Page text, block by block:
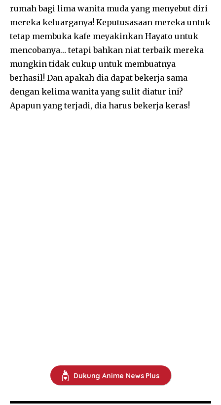
rumah bagi lima wanita muda yang menyebut diri
mereka keluarganya! Keputusasaan mereka untuk
tetap membuka kafe meyakinkan Hayato untuk
mencobanya… tetapi bahkan niat terbaik mereka
mungkin tidak cukup untuk membuatnya
berhasil! Dan apakah dia dapat bekerja sama
dengan kelima wanita yang sulit diatur ini?
Apapun yang terjadi, dia harus bekerja keras!
Dukung Anime News Plus